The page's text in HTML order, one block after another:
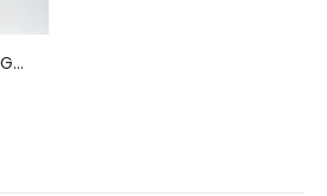
Bañador Short Giraffe Glow